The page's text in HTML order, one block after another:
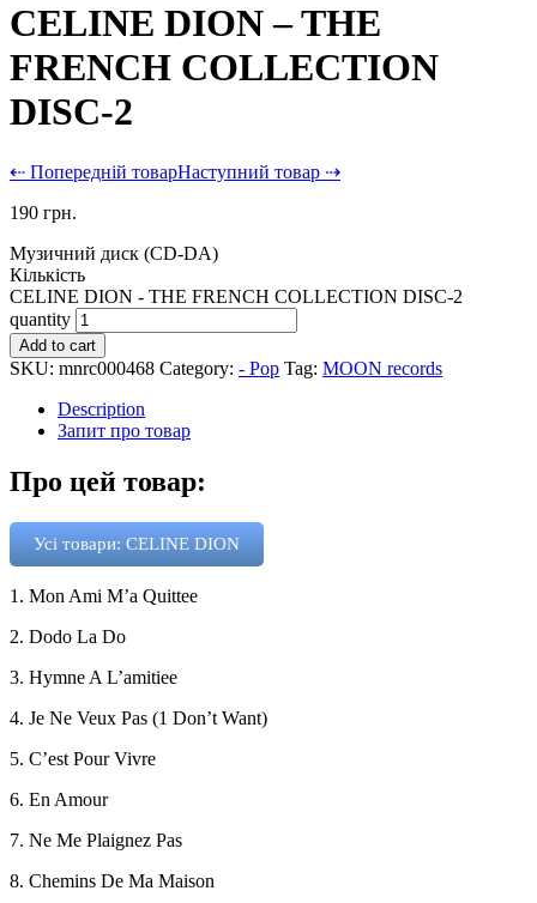
CELINE DION – THE
FRENCH COLLECTION
DISC-2
⇠ Попередній товарНаступний товар ⇢
190 грн.
Музичний диск (CD-DA)
Кількість
CELINE DION - THE FRENCH COLLECTION DISC-2
quantity
Add to cart
SKU: mnrc000468 Category: - Pop Tag: MOON records
Description
Запит про товар
Про цей товар:
Усі товари: CELINE DION
1. Mon Ami M’a Quittee
2. Dodo La Do
3. Hymne A L’amitiee
4. Je Ne Veux Pas (1 Don’t Want)
5. C’est Pour Vivre
6. En Amour
7. Ne Me Plaignez Pas
8. Chemins De Ma Maison